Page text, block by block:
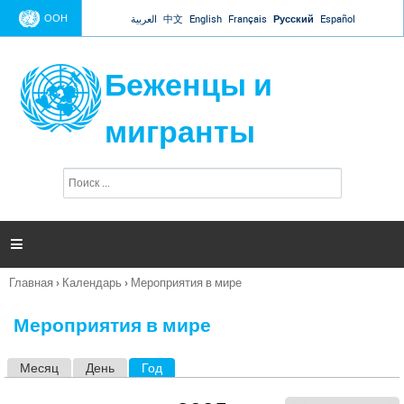
Jump to navigation
ООН العربية 中文 English Français Русский Español
Беженцы и
мигранты
п
и

Вы
Главная › Календарь › Мероприятия в мире
Мероприятия в мире
Месяц День Год